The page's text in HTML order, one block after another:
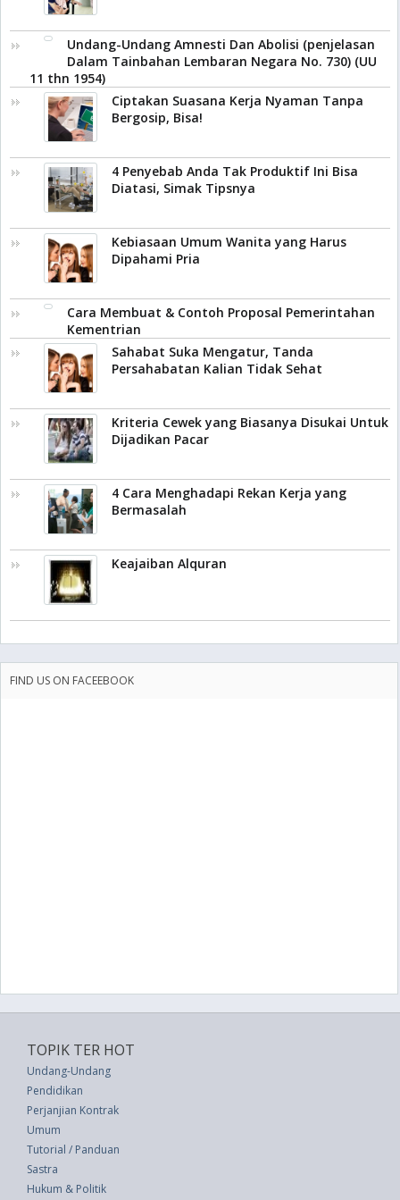
Undang-Undang Amnesti Dan Abolisi (penjelasan
Dalam Tainbahan Lembaran Negara No. 730) (UU
11 thn 1954)
Ciptakan Suasana Kerja Nyaman Tanpa
Bergosip, Bisa!
4 Penyebab Anda Tak Produktif Ini Bisa
Diatasi, Simak Tipsnya
Kebiasaan Umum Wanita yang Harus
Dipahami Pria
Cara Membuat & Contoh Proposal Pemerintahan
Kementrian
Sahabat Suka Mengatur, Tanda
Persahabatan Kalian Tidak Sehat
Kriteria Cewek yang Biasanya Disukai Untuk
Dijadikan Pacar
4 Cara Menghadapi Rekan Kerja yang
Bermasalah
Keajaiban Alquran
FIND US ON FACEEBOOK
TOPIK TER HOT
Undang-Undang
Pendidikan
Perjanjian Kontrak
Umum
Tutorial / Panduan
Sastra
Hukum & Politik